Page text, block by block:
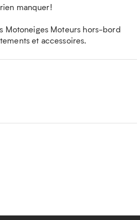
manquer!
Motoneiges Moteurs hors-bord
et accessoires.